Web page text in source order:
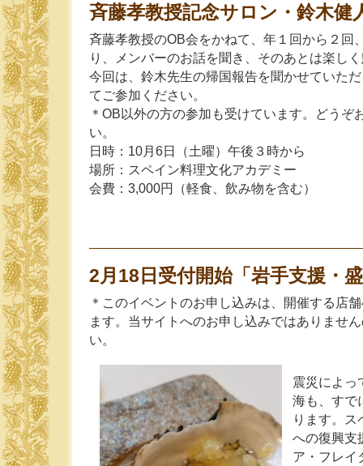
斉藤孝教授記念サロン・鈴木健
斉藤孝教授のOB会をかねて、年１回から２回
り、メンバーのお話を聞き、そのあとは楽し
今回は、鈴木先生の帰国報告を聞かせていた
てご参加ください。
＊OB以外の方の参加も受けています。どうぞ
い。
日時：10月6日（土曜）午後３時から
場所：スペイン料理文化アカデミー
会費：3,000円（軽食、飲み物を含む）
2月18日受付開始「岩手支援・
＊このイベントのお申し込みは、開催する店
ます。当サイトへのお申し込みではありませ
い。
震災によっ
海も、すで
ります。ス
への復興支
ア・フレイ